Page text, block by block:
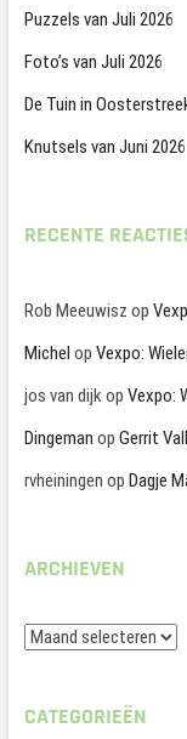
Puzzels van Juli 2026
Foto’s van Juli 2026
De Tuin in
Knutsels van Juni 2026
RECENTE
Rob Meeuwisz op
Michel op Vexpo:
jos van dijkop Vexpo:
Dingeman op Gerrit
rvheiningen op Dagje
ARCHIEVEN
Archieven
CATEGORIEËN